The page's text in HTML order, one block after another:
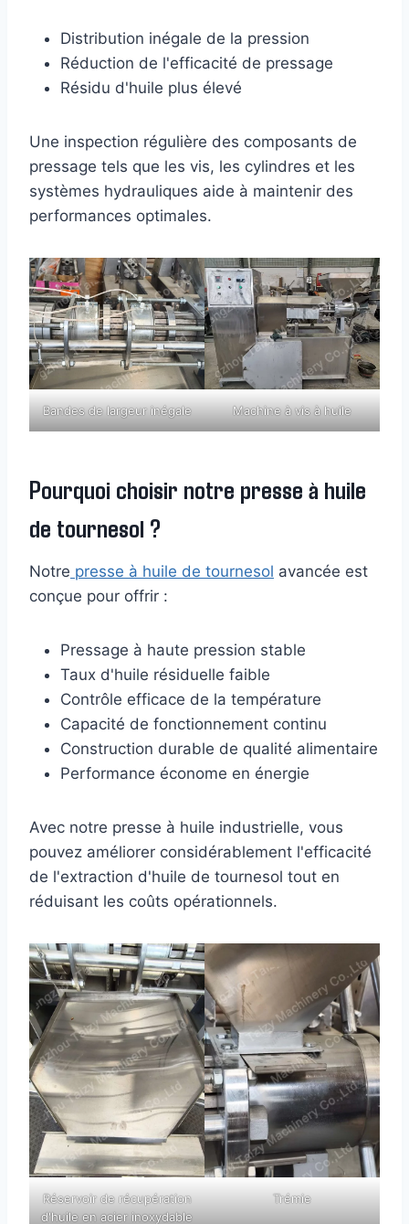
Distribution inégale de la pression
Réduction de l'efficacité de pressage
Résidu d'huile plus élevé
Une inspection régulière des composants de
pressage tels que les vis, les cylindres et les
systèmes hydrauliques aide à maintenir des
performances optimales.
Bandes de largeur inégale Machine à vis à huile
Pourquoi choisir notre presse à huile
de tournesol ?
Notre presse à huile de tournesol avancée est
conçue pour offrir :
Pressage à haute pression stable
Taux d'huile résiduelle faible
Contrôle efficace de la température
Capacité de fonctionnement continu
Construction durable de qualité alimentaire
Performance économe en énergie
Avec notre presse à huile industrielle, vous
pouvez améliorer considérablement l'efficacité
de l'extraction d'huile de tournesol tout en
réduisant les coûts opérationnels.
Réservoir de récupération
d'huile en acier inoxydable
Trémie